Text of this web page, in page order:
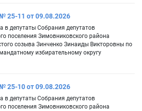
25-11 от 09.08.2026
в депутаты Собрания депутатов
поселения Зимовниковского района
созыва Зинченко Зинаиды Викторовны по
избирательному округу
25-10 от 09.08.2026
в депутаты Собрания депутатов
поселения Зимовниковского района